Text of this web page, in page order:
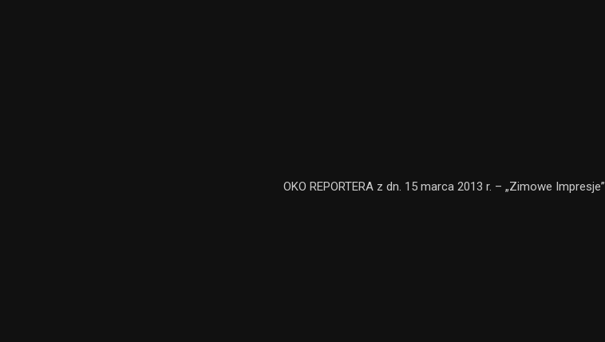
OKO REPORTERA z dn. 15 marca 2013 r. – „Zimowe Impresje”